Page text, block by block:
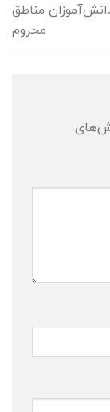
مناطق
محروم